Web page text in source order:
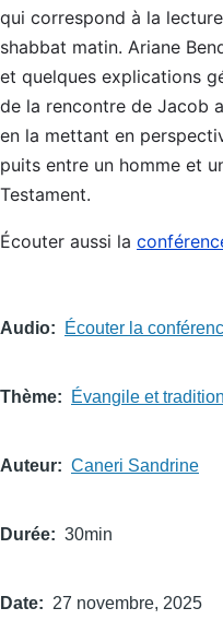
qui correspond à la
shabbat matin. Ariane
et quelques explications
de la rencontre de Jacob
en la mettant en
puits entre un homme et
Testament.
Écouter aussi la
Audio Écouter la
Thème Évangile et
Auteur Caneri Sandrine
Durée 30min
Date 27 novembre, 2025